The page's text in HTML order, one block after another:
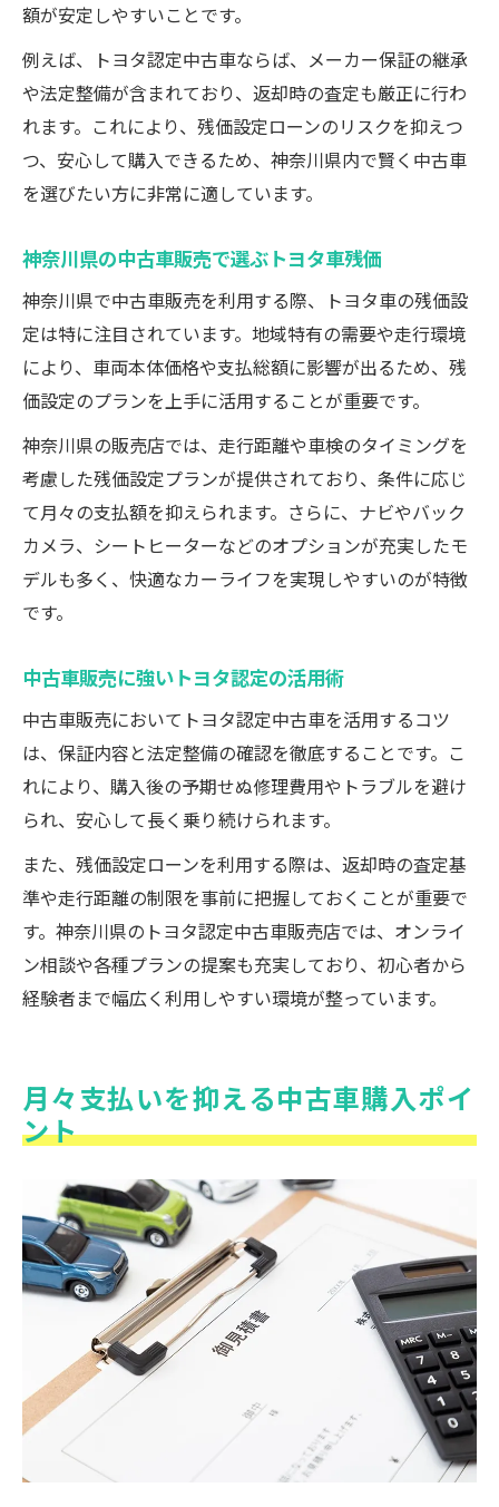
額が安定しやすいことです。
例えば、トヨタ認定中古車ならば、メーカー保証の継承
や法定整備が含まれており、返却時の査定も厳正に行わ
れます。これにより、残価設定ローンのリスクを抑えつ
つ、安心して購入できるため、神奈川県内で賢く中古車
を選びたい方に非常に適しています。
神奈川県の中古車販売で選ぶトヨタ車残価
神奈川県で中古車販売を利用する際、トヨタ車の残価設
定は特に注目されています。地域特有の需要や走行環境
により、車両本体価格や支払総額に影響が出るため、残
価設定のプランを上手に活用することが重要です。
神奈川県の販売店では、走行距離や車検のタイミングを
考慮した残価設定プランが提供されており、条件に応じ
て月々の支払額を抑えられます。さらに、ナビやバック
カメラ、シートヒーターなどのオプションが充実したモ
デルも多く、快適なカーライフを実現しやすいのが特徴
です。
中古車販売に強いトヨタ認定の活用術
中古車販売においてトヨタ認定中古車を活用するコツ
は、保証内容と法定整備の確認を徹底することです。こ
れにより、購入後の予期せぬ修理費用やトラブルを避け
られ、安心して長く乗り続けられます。
また、残価設定ローンを利用する際は、返却時の査定基
準や走行距離の制限を事前に把握しておくことが重要で
す。神奈川県のトヨタ認定中古車販売店では、オンライ
ン相談や各種プランの提案も充実しており、初心者から
経験者まで幅広く利用しやすい環境が整っています。
月々支払いを抑える中古車購入ポイ
ント